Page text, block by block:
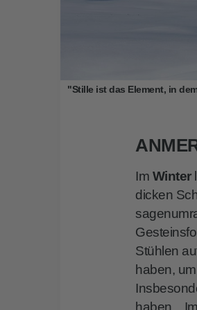
"Stille ist das Element, in
Im Winter
dicken
Stühlen
haben,